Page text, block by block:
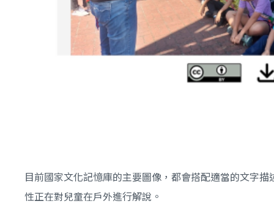
目前國家文化記憶庫的主要圖像，都會搭配適當的文字
性正在對兒童在戶外進行解說。